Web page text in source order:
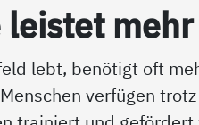
leis­tet mehr
lebt, benötigt oft
verfügen